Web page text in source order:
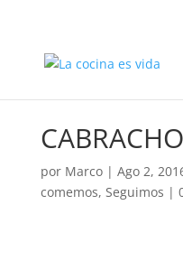
por Marco| Ago 2,
comemos, Seguimos |